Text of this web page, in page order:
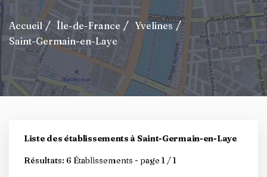
Accueil Île-de-France
Yvelines
Saint-Germain-en-Laye
Liste des établissements à Saint-Germain-en-Laye
Résultats: 6 Établissements - page 1 / 1